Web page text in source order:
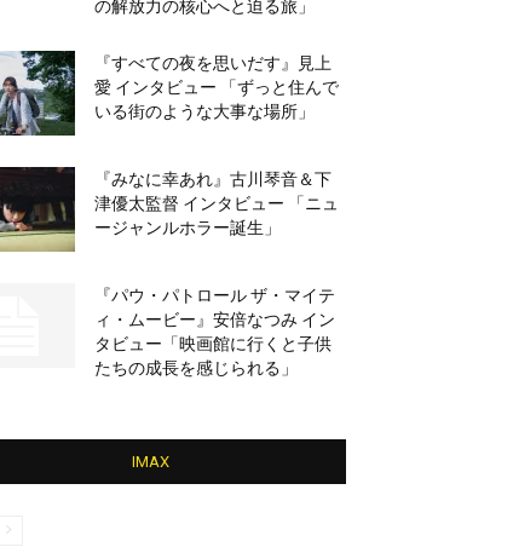
の解放力の核心へと迫る旅」
『すべての夜を思いだす』見上
愛 インタビュー 「ずっと住んで
いる街のような大事な場所」
『みなに幸あれ』古川琴音＆下
津優太監督 インタビュー 「ニュ
ージャンルホラー誕生」
『パウ・パトロール ザ・マイテ
ィ・ムービー』安倍なつみ イン
タビュー「映画館に行くと子供
たちの成長を感じられる」
IMAX